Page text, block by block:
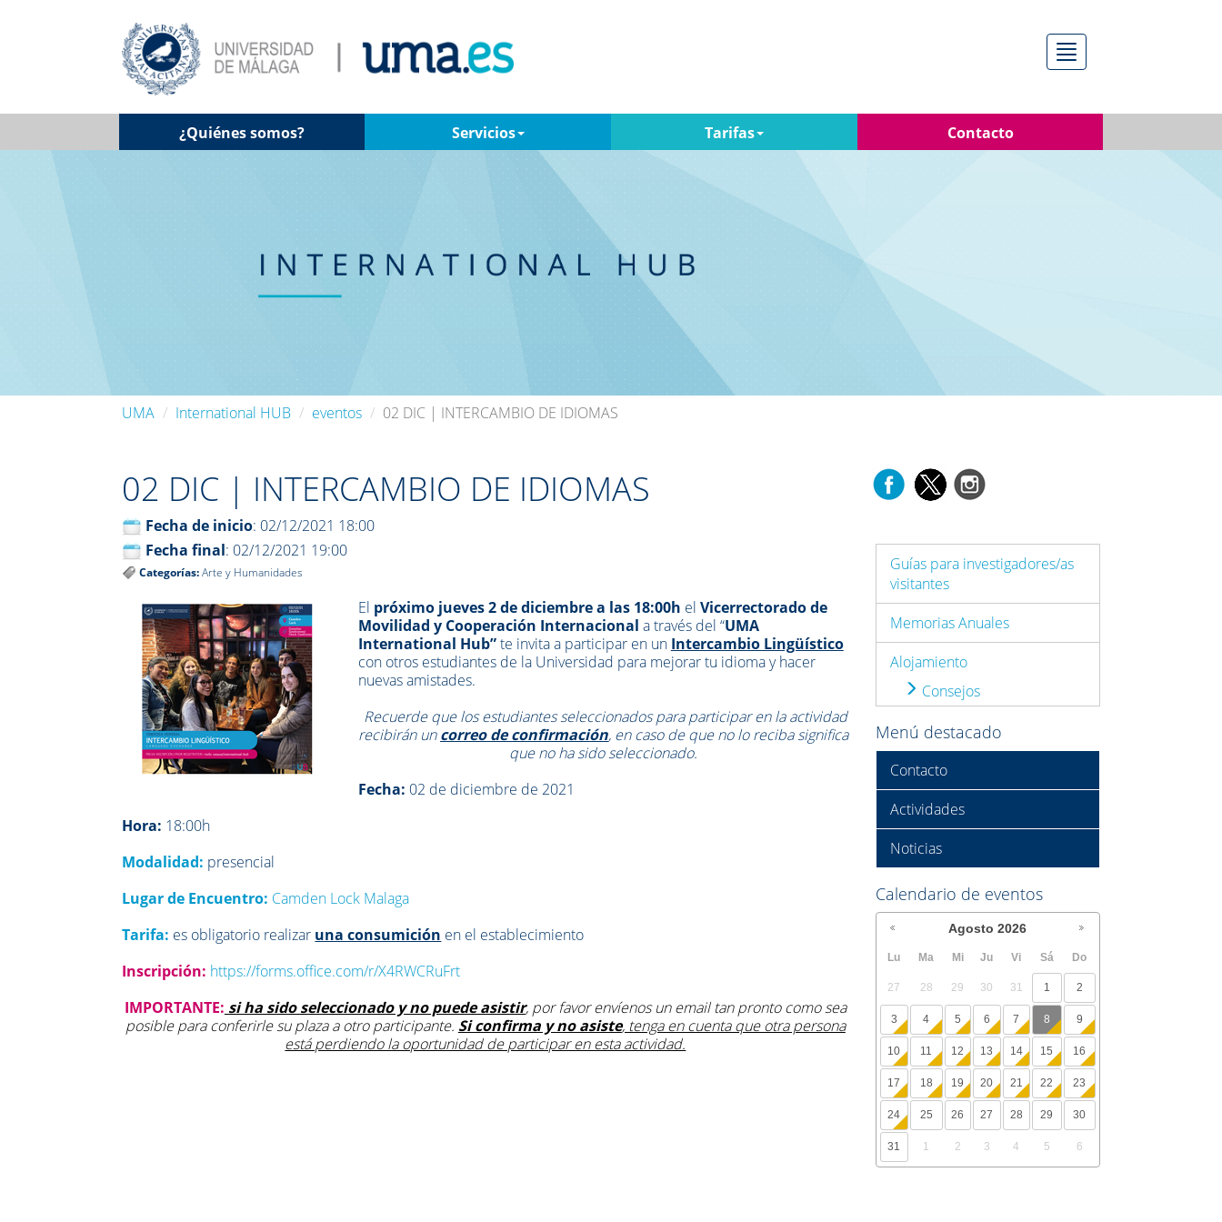
Menú
¿Quiénes somos? Servicios Tarifas Contacto
UMA International HUB eventos 02 DIC | INTERCAMBIO DE IDIOMAS
02 DIC | INTERCAMBIO DE IDIOMAS
Fecha de inicio: 02/12/2021 18:00
Fecha final: 02/12/2021 19:00
Categorías:Arte y Humanidades
El próximo jueves 2 de diciembre a las 18:00h el Vicerrectorado de
Movilidad y Cooperación Internacional a través del “UMA
International Hub”te invita a participar en un Intercambio Lingüístico
con otros estudiantes de la Universidad para mejorar tu idioma y hacer
nuevas amistades.
Recuerde que los estudiantes seleccionados para participar en la actividad
recibirán uncorreo de confirmación, en caso de que no lo reciba significa
que no ha sido seleccionado.
Fecha: 02 de diciembre de 2021
Hora: 18:00h
Modalidad: presencial
Lugar de Encuentro: Camden Lock Malaga
Tarifa: es obligatorio realizar una consumición en el establecimiento
Inscripción: https://forms.office.com/r/X4RWCRuFrt
IMPORTANTE: si ha sido seleccionado y no puede asistir, por favor envíenos un email tan pronto como sea
posible para conferirle su plaza a otro participante. Si confirma y no asiste, tenga en cuenta que otra persona
está perdiendo la oportunidad de participar en esta actividad.
Guías para investigadores/as
visitantes
Memorias Anuales
Alojamiento
Consejos
Menú destacado
Contacto
Actividades
Noticias
Calendario de eventos
Agosto 2026
Lu Ma Mi Ju Vi Sá Do
27 28 29 30 31 1 2
3 4 5 6 7 8 9
10 11 12 13 14 15 16
17 18 19 20 21 22 23
24 25 26 27 28 29 30
31 1 2 3 4 5 6